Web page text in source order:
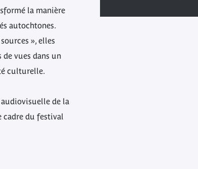
la manière
autochtones.
», elles
vues dans un
culturelle.
de la
cadre du festival